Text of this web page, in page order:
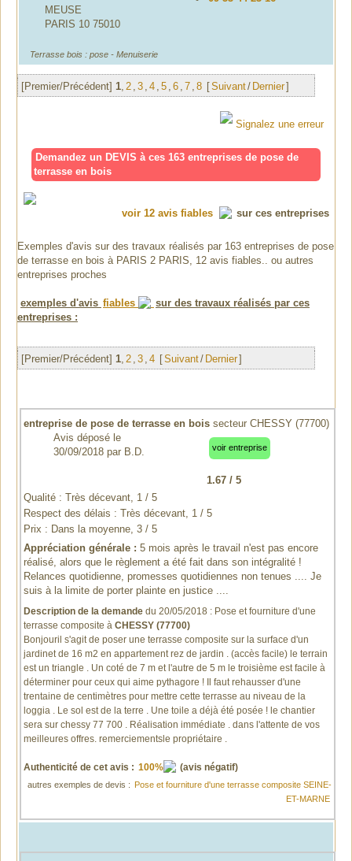
MEUSE
PARIS 10 75010
Terrasse bois : pose - Menuiserie
[Premier/Précédent] 1, 2 , 3 , 4 , 5 , 6 , 7 , 8 Suivant/ Dernier
Signalez une erreur
Demandez un DEVIS à ces 163 entreprises de pose de
terrasse en bois
voir 12 avis fiables sur ces entreprises
Exemples d'avis sur des travaux réalisés par 163 entreprises de pose
de terrasse en bois à PARIS 2 PARIS, 12 avis fiables.. ou autres
entreprises proches
exemples d'avis fiables
sur des travaux réalisés par ces
entreprises :
[Premier/Précédent] 1, 2 , 3 , 4 Suivant/ Dernier
entreprise de pose de terrasse en bois secteur CHESSY (77700)
voir entreprise
Avis déposé le
30/09/2018par B.D.
1.67/ 5
Qualité : Très décevant, 1 / 5
Respect des délais : Très décevant, 1 / 5
Prix : Dans la moyenne, 3 / 5
Appréciation générale : 5 mois après le travail n'est pas encore
réalisé, alors que le règlement a été fait dans son intégralité !
Relances quotidienne, promesses quotidiennes non tenues .... Je
suis à la limite de porter plainte en justice ....
Description de la demande du 20/05/2018 : Pose et fourniture d'une
terrasse composite à CHESSY (77700)
Bonjouril s'agit de poser une terrasse composite sur la surface d'un
jardinet de 16 m2 en appartement rez de jardin . (accès facile) le terrain
est un triangle . Un coté de 7 m et l'autre de 5 m le troisième est facile à
déterminer pour ceux qui aime pythagore ! Il faut rehausser d'une
trentaine de centimètres pour mettre cette terrasse au niveau de la
loggia . Le sol est de la terre . Une toile a déjà été posée ! le chantier
sera sur chessy 77 700 . Réalisation immédiate . dans l'attente de vos
meilleures offres. remerciementsle propriétaire .
Authenticité de cet avis : 100% (avis négatif)
autres exemples de devis :
Pose et fourniture d'une terrasse composite SEINE-
ET-MARNE